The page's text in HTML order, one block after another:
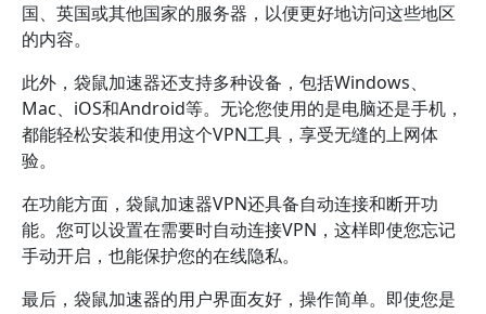
国、英国或其他国家的服务器，以便更好地访问这些地区
的内容。
此外，袋鼠加速器还支持多种设备，包括Windows、
Mac、iOS和Android等。无论您使用的是电脑还是手机，
都能轻松安装和使用这个VPN工具，享受无缝的上网体
验。
在功能方面，袋鼠加速器VPN还具备自动连接和断开功
能。您可以设置在需要时自动连接VPN，这样即使您忘记
手动开启，也能保护您的在线隐私。
最后，袋鼠加速器的用户界面友好，操作简单。即使您是